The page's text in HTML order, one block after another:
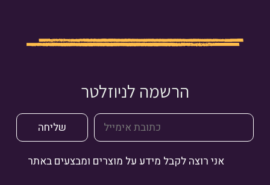
הרשמה לניוזלטר
אני רוצה לקבל מידע על מוצרים ומבצעים באתר